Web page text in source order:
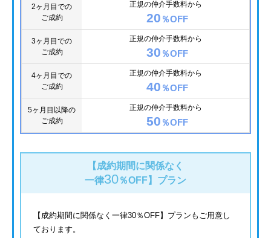
2ヶ月目での
ご成約
正規の仲介手数料から
20 ％OFF
3ヶ月目での
ご成約
正規の仲介手数料から
30 ％OFF
4ヶ月目での
ご成約
正規の仲介手数料から
40 ％OFF
5ヶ月目以降の
ご成約
正規の仲介手数料から
50 ％OFF
【成約期間に関係なく
一律30％OFF】 プラン
【成約期間に関係なく一律30％OFF】プランもご用意し
ております。